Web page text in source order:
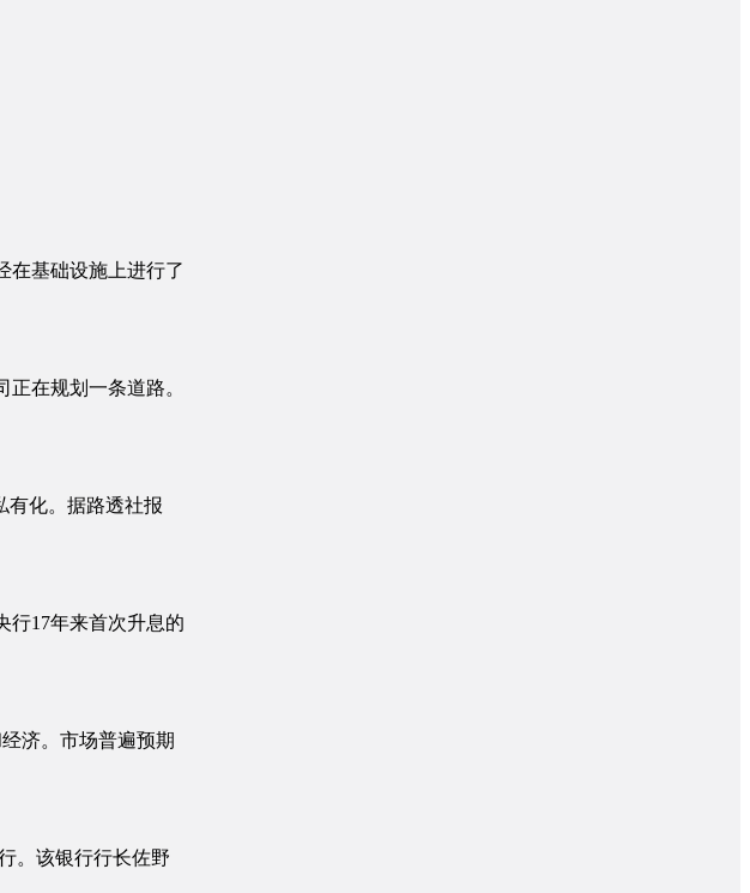
在基础设施上进行了
在规划一条道路。
有化。据路透社报
行17年来首次升息的
济。市场普遍预期
。该银行行长佐野